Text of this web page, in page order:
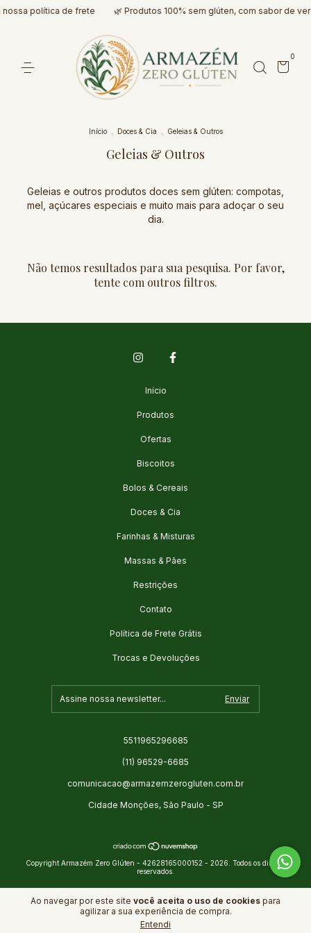
política de frete 🌿 Produtos 100% sem glúten, com sabor de
0
Ao navegar por este site você aceita o uso de cookies para
agilizar a sua experiência de compra.
Entendi
Início . Doces & Cia . Geleias & Outros
Geleias & Outros
Geleias e outros produtos doces sem glúten: compotas,
mel, açúcares especiais e muito mais para adoçar o seu
dia.
Não temos resultados para sua pesquisa. Por favor,
tente com outros filtros.
Início
Produtos
Ofertas
Biscoitos
Bolos & Cereais
Doces & Cia
Farinhas & Misturas
Massas & Pães
Restrições
Contato
Política de Frete Grátis
Trocas e Devoluções
5511965296685
(11) 96529-6685
comunicacao@armazemzerogluten.com.br
Cidade Monções, São Paulo - SP
Copyright Armazém Zero Glúten - 42628165000152 - 2026. Todos os direitos
reservados.